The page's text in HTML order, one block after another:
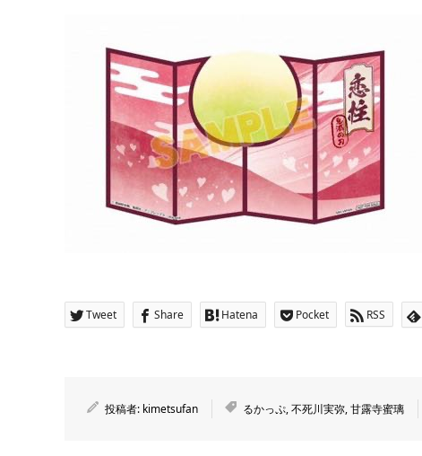
Tweet Share Hatena Pocket RSS
投稿者: kimetsufan るかっぷ,不死川実弥,甘露寺蜜璃